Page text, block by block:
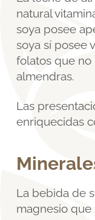
natural
soya posee
soya sí posee
folatos que
almendras.
Las
enriquecidas
La bebida de
magnesio